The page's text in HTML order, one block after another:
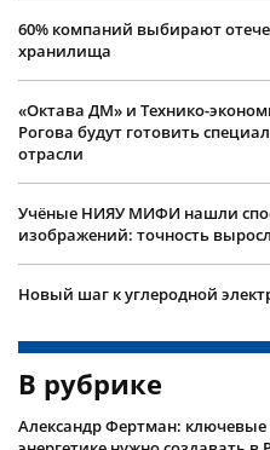
60% компаний выбирают
хранилища
«Октава ДМ» и Технико-
Рогова будут готовить
отрасли
Учëные НИЯУ МИФИ нашли
изображений: точность
Новый шаг к углеродной
В рубрике
Александр Фертман: ключевые